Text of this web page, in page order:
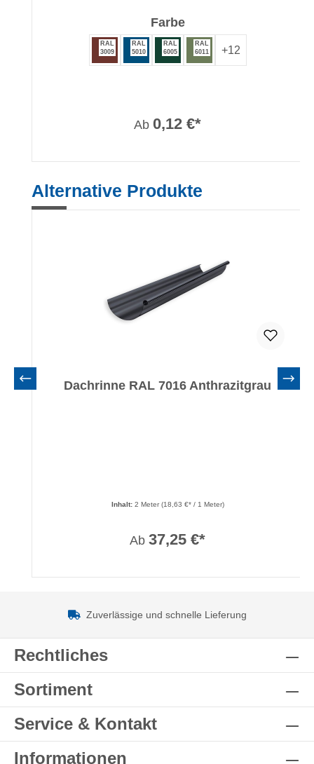
Farbeauswählen
RAL
3009
RAL
5010
RAL
6005
RAL
6011
+12
Ab 0,12 €*
Produktgalerie überspringen
Alternative Produkte
Dachrinne RAL 7016 Anthrazitgrau
Inhalt: 2 Meter (18,63 €* / 1 Meter)
Ab 37,25 €*
Zuverlässige und schnelle Lieferung
Rechtliches
Sortiment
Service & Kontakt
Informationen